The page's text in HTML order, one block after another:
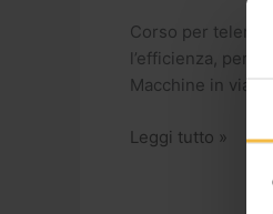
Corso per
l’efficienza,
Macchine in via
Leggi tutto »